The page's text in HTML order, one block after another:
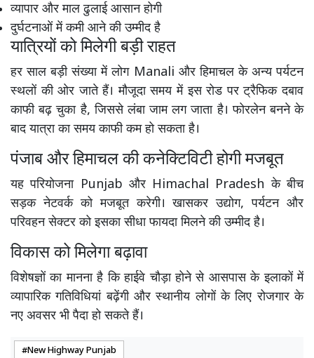
व्यापार और माल ढुलाई आसान होगी
दुर्घटनाओं में कमी आने की उम्मीद है
यात्रियों को मिलेगी बड़ी राहत
हर साल बड़ी संख्या में लोग Manali और हिमाचल के अन्य पर्यटन
स्थलों की ओर जाते हैं। मौजूदा समय में इस रोड पर ट्रैफिक दबाव
काफी बढ़ चुका है, जिससे लंबा जाम लग जाता है। फोरलेन बनने के
बाद यात्रा का समय काफी कम हो सकता है।
पंजाब और हिमाचल की कनेक्टिविटी होगी मजबूत
यह परियोजना Punjab और Himachal Pradesh के बीच
सड़क नेटवर्क को मजबूत करेगी। खासकर उद्योग, पर्यटन और
परिवहन सेक्टर को इसका सीधा फायदा मिलने की उम्मीद है।
विकास को मिलेगा बढ़ावा
विशेषज्ञों का मानना है कि हाईवे चौड़ा होने से आसपास के इलाकों में
व्यापारिक गतिविधियां बढ़ेंगी और स्थानीय लोगों के लिए रोजगार के
नए अवसर भी पैदा हो सकते हैं।
New Highway Punjab